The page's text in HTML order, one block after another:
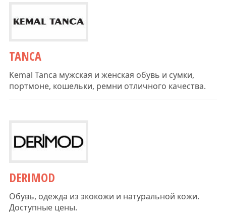
TANCA
Kemal Tanca мужская и женская обувь и сумки,
портмоне, кошельки, ремни отличного качества.
DERIMOD
Обувь, одежда из экокожи и натуральной кожи.
Доступные цены.